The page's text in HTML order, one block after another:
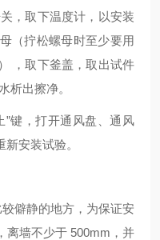
，取下温度计，以安装
（拧松螺母时至少要用
，取下釜盖，取出试件
析出擦净。
”键，打开通风盘、通风
安装试验。
僻静的地方，为保证安
离墙不少于 500mm ，并